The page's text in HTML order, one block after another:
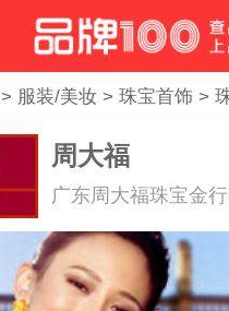
> 服装/美妆 > 珠宝首饰 >
周大福
广东周大福珠宝金